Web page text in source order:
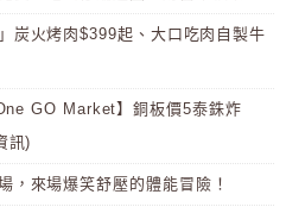
炭火烤肉$399起、大口吃肉自製牛
GO Market】銅板價5泰銖炸
訊)
，來場爆笑舒壓的體能冒險！